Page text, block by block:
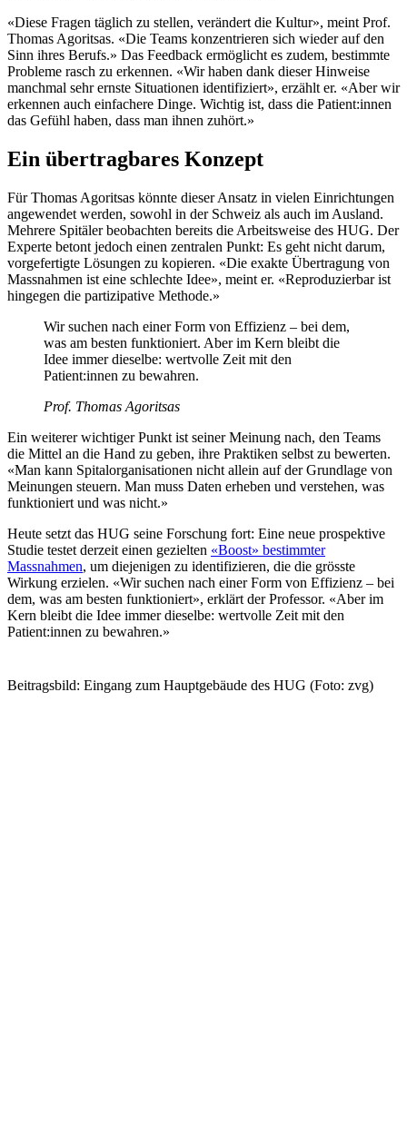
«Diese Fragen täglich zu stellen, verändert die Kultur», meint Prof.
Thomas Agoritsas. «Die Teams konzentrieren sich wieder auf den
Sinn ihres Berufs.» Das Feedback ermöglicht es zudem, bestimmte
Probleme rasch zu erkennen. «Wir haben dank dieser Hinweise
manchmal sehr ernste Situationen identifiziert», erzählt er. «Aber wir
erkennen auch einfachere Dinge. Wichtig ist, dass die Patient:innen
das Gefühl haben, dass man ihnen zuhört.»
Ein übertragbares Konzept
Für Thomas Agoritsas könnte dieser Ansatz in vielen Einrichtungen
angewendet werden, sowohl in der Schweiz als auch im Ausland.
Mehrere Spitäler beobachten bereits die Arbeitsweise des HUG. Der
Experte betont jedoch einen zentralen Punkt: Es geht nicht darum,
vorgefertigte Lösungen zu kopieren. «Die exakte Übertragung von
Massnahmen ist eine schlechte Idee», meint er. «Reproduzierbar ist
hingegen die partizipative Methode.»
Wir suchen nach einer Form von Effizienz – bei dem,
was am besten funktioniert. Aber im Kern bleibt die
Idee immer dieselbe: wertvolle Zeit mit den
Patient:innen zu bewahren.
Prof. Thomas Agoritsas
Ein weiterer wichtiger Punkt ist seiner Meinung nach, den Teams
die Mittel an die Hand zu geben, ihre Praktiken selbst zu bewerten.
«Man kann Spitalorganisationen nicht allein auf der Grundlage von
Meinungen steuern. Man muss Daten erheben und verstehen, was
funktioniert und was nicht.»
Heute setzt das HUG seine Forschung fort: Eine neue prospektive
Studie testet derzeit einen gezielten «Boost» bestimmter
Massnahmen, um diejenigen zu identifizieren, die die grösste
Wirkung erzielen. «Wir suchen nach einer Form von Effizienz – bei
dem, was am besten funktioniert», erklärt der Professor. «Aber im
Kern bleibt die Idee immer dieselbe: wertvolle Zeit mit den
Patient:innen zu bewahren.»
Beitragsbild: Eingang zum Hauptgebäude des HUG (Foto: zvg)